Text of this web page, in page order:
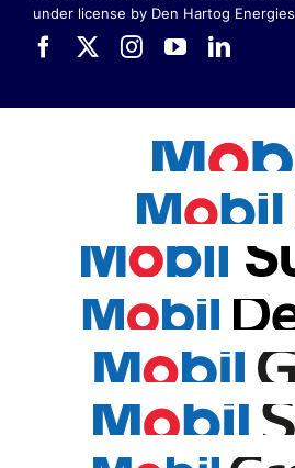
under license by Den Hartog Energies